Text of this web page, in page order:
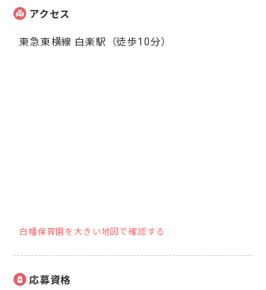
アクセス
東急東横線 白楽駅（徒歩10分）
白幡保育園を大きい地図で確認する
応募資格